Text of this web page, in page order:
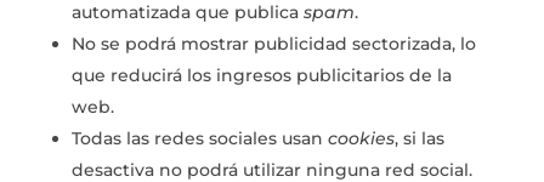
automatizada que publica spam.
No se podrá mostrar publicidad sectorizada, lo
que reducirá los ingresos publicitarios de la
web.
Todas las redes sociales usan cookies, si las
desactiva no podrá utilizar ninguna red social.